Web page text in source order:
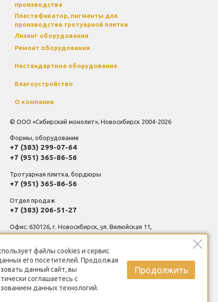
производства
Пластификатор, пигменты для
производства тротуарной плитки
Лизинг оборудования
Ремонт оборудования
Нестандартное оборудование
Благоустройство
О компании
© ООО «Сибирский монолит», Новосибирск 2004-2026
Формы, оборудование
+7 (383) 299-07-64
+7 (951) 365-86-56
Тротуарная плитка, бордюры
+7 (951) 365-86-56
Отдел продаж
+7 (383) 206-51-27
Офис: 630126, г. Новосибирск, ул. Вилюйская 11,
помещение 1-3, вход в цоколь между подъездами.
Производственная база, склад: 630126, г. Новосибирск, ул.
Выборная, 201, корпус 5
Политика конфиденциальности
Пользовательское соглашение
файлы cookies и сервис
его посетителей. Продолжая
данный сайт, вы
соглашаетесь с
данных технологий.
Продолжить